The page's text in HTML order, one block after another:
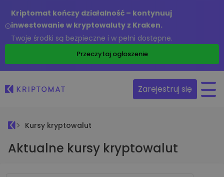
Kriptomat kończy działalność – kontynuuj
inwestowanie w kryptowaluty z Kraken.
Twoje środki są bezpieczne i w pełni dostępne.
Przeczytaj ogłoszenie
Zarejestruj się
Kursy kryptowalut
Aktualne kursy kryptowalut